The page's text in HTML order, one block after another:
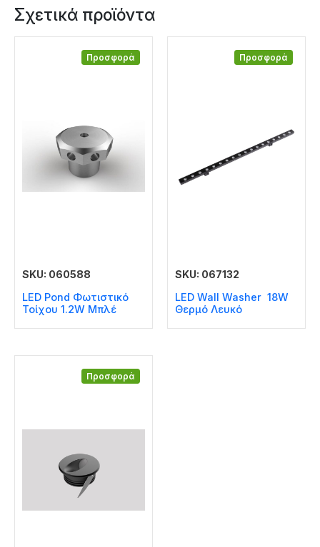
Σχετικά προϊόντα
Προσφορά
SKU: 060588
LED Pond Φωτιστικό
Τοίχου 1.2W Μπλέ
Προσφορά
SKU: 067132
LED Wall Washer 18W
Θερμό Λευκό
Προσφορά